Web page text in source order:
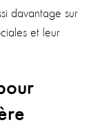
davantage sur
et leur